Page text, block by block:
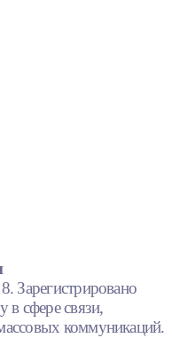
в сфере связи,
коммуникаций.